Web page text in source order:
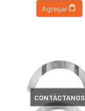
Agregar
CONTÁCTANOS